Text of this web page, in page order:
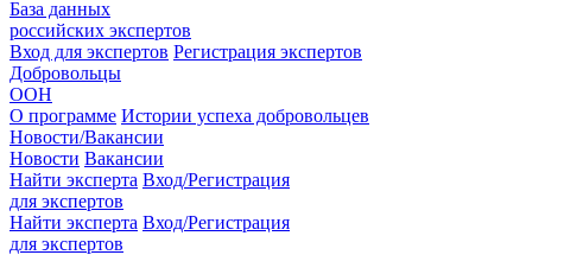
База данных
российских экспертов
Вход для экспертов Регистрация экспертов
Добровольцы
ООН
О программе Истории успеха добровольцев
Новости/Вакансии
Новости Вакансии
Найти эксперта Вход/Регистрация
для экспертов
Найти эксперта Вход/Регистрация
для экспертов